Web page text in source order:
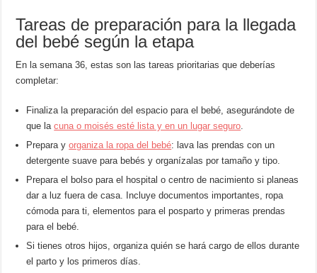
Tareas de preparación para la llegada
del bebé según la etapa
En la semana 36, estas son las tareas prioritarias que deberías
completar:
Finaliza la preparación del espacio para el bebé, asegurándote de
que lacuna o moisés esté lista y en un lugar seguro
Prepara yorganiza la ropa del bebé: lava las prendas con un
detergente suave para bebés y organízalas por tamaño y tipo.
Prepara el bolso para el hospital o centro de nacimiento si planeas
dar a luz fuera de casa. Incluye documentos importantes, ropa
cómoda para ti, elementos para el posparto y primeras prendas
para el bebé.
Si tienes otros hijos, organiza quién se hará cargo de ellos durante
el parto y los primeros días.